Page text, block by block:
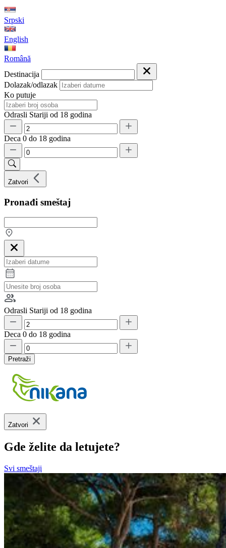
Srpski
English
Română
Destinacija
Dolazak/odlazak
Ko putuje
Odrasli Stariji od 18 godina
Deca 0 do 18 godina
Zatvori
Pronađi smeštaj
Odrasli Stariji od 18 godina
Deca 0 do 18 godina
Pretraži
Zatvori
Gde želite da letujete?
Svi smeštaji